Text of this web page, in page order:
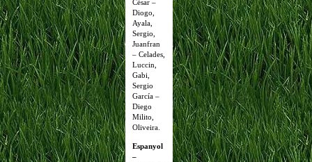
César –
Diogo,
Ayala,
Sergio,
Juanfran
– Celades,
Luccin,
Gabi,
Sergio
García –
Diego
Milito,
Oliveira.
Espanyol
–